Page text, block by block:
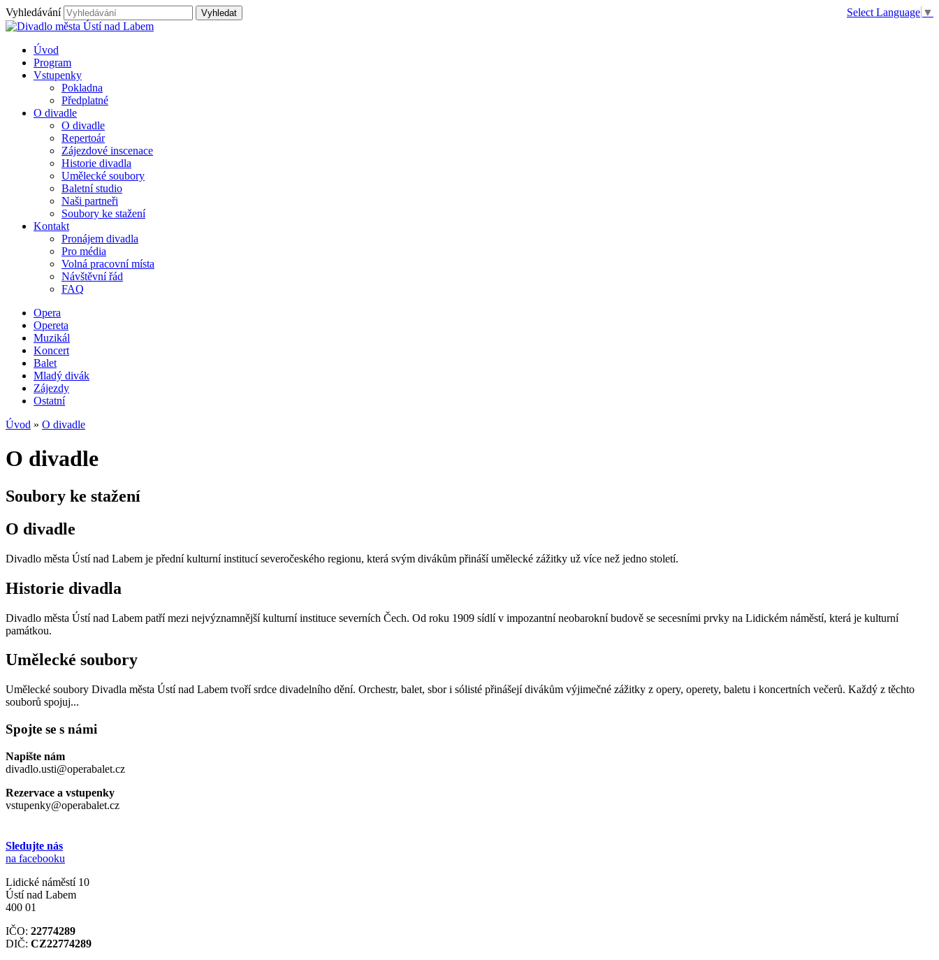
Vyhledávání
Úvod
Program
Vstupenky
Pokladna
Předplatné
O divadle
O divadle
Repertoár
Zájezdové inscenace
Historie divadla
Umělecké soubory
Baletní studio
Naši partneři
Soubory ke stažení
Kontakt
Pronájem divadla
Pro média
Volná pracovní místa
Návštěvní řád
FAQ
Select Language ▼
Opera
Opereta
Muzikál
Koncert
Balet
Mladý divák
Zájezdy
Ostatní
Úvod » O divadle
O divadle
Soubory ke stažení
O divadle
Divadlo města Ústí nad Labem je přední kulturní institucí severočeského regionu, která svým divákům přináší umělecké zážitky už více než jedno století.
Historie divadla
Divadlo města Ústí nad Labem patří mezi nejvýznamnější kulturní instituce severních Čech. Od roku 1909 sídlí v impozantní neobarokní budově se secesními prvky na Lidickém náměstí, která je kulturní
památkou.
Umělecké soubory
Umělecké soubory Divadla města Ústí nad Labem tvoří srdce divadelního dění. Orchestr, balet, sbor i sólisté přinášejí divákům výjimečné zážitky z opery, operety, baletu i koncertních večerů. Každý z těchto
souborů spojuj...
Spojte se s námi
Napište nám
divadlo.usti@operabalet.cz
Rezervace a vstupenky
vstupenky@operabalet.cz
Sledujte nás
na facebooku
Lidické náměstí 10
Ústí nad Labem
400 01
IČO: 22774289
DIČ: CZ22774289